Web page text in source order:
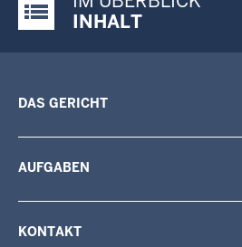
Justiz-Portal im Überblick:
INHALT
DAS GERICHT
AUFGABEN
KONTAKT